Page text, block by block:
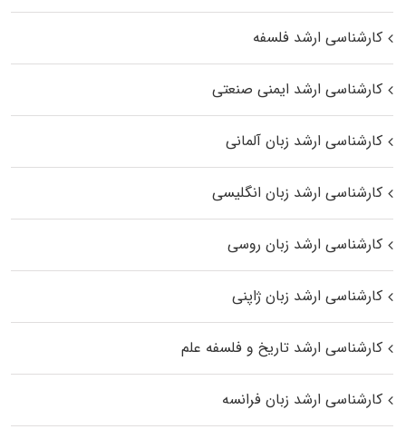
کارشناسی ارشد فلسفه
کارشناسی ارشد ایمنی صنعتی
کارشناسی ارشد زبان آلمانی
کارشناسی ارشد زبان انگلیسی
کارشناسی ارشد زبان روسی
کارشناسی ارشد زبان ژاپنی
کارشناسی ارشد تاریخ و فلسفه علم
کارشناسی ارشد زبان فرانسه